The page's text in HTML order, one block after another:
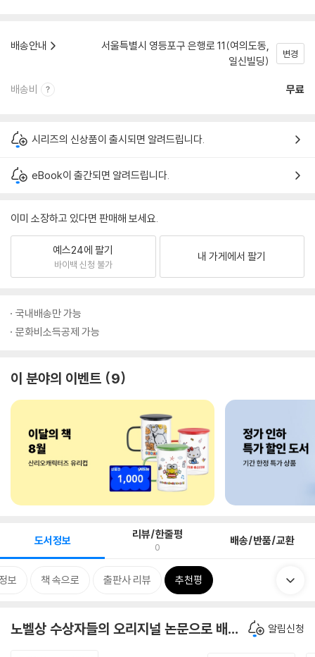
배송안내
서울특별시 영등포구 은행로 11(여의도동,
일신빌딩)
변경
배송비 무료
시리즈의 신상품이 출시되면 알려드립니다.
eBook이 출간되면 알려드립니다.
이미 소장하고 있다면 판매해 보세요.
예스24에 팔기
바이백 신청 불가
내 가게에서 팔기
국내배송만 가능
문화비소득공제 가능
이 분야의 이벤트 9
도서정보 리뷰/한줄평
0 배송/반품/교환
보 책 속으로 출판사 리뷰 추천평
노벨상 수상자들의 오리지널 논문으로 배우는 과학 시리즈 알림신청